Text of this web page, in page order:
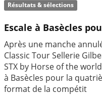
Résultats & sélections
Escale à Basècles
Après une manche
Classic Tour Sellerie
STX by Horse of the
à Basècles pour la
format de la compétit